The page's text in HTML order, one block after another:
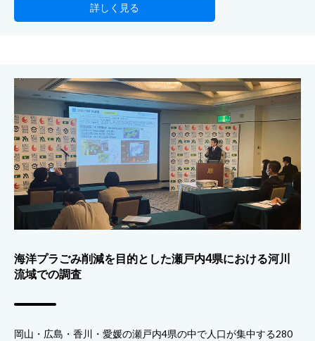
詳しく見る
海洋プラごみ削減を目的とした瀬戸内4県における河川
流域での調査
岡山・広島・香川・愛媛の瀬戸内4県の中で人口が集中する280